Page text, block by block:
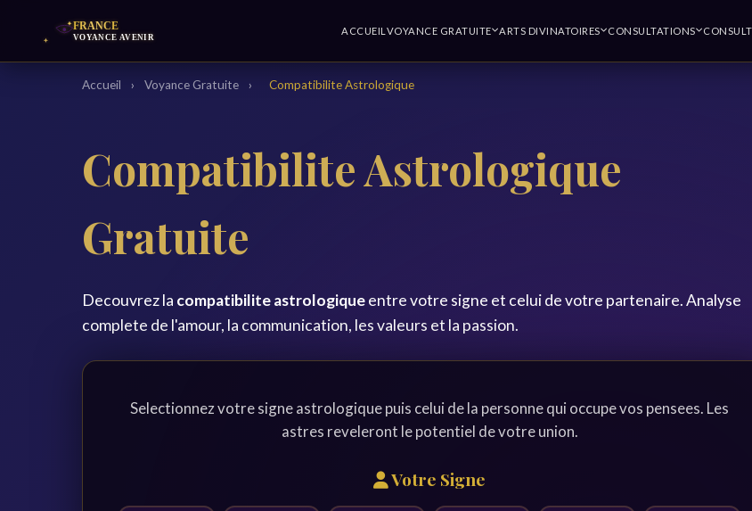
ACCUEIL VOYANCE GRATUITE ARTS DIVINATOIRES CONSULTATIONS
Accueil › Voyance Gratuite › Compatibilite Astrologique
Compatibilite Astrologique
Gratuite
Decouvrez la compatibilite astrologiqueentre votre signe et celui de votre partenaire. Analyse
complete de l'amour, la communication, les valeurs et la passion.
Selectionnez votre signe astrologique puis celui de la personne qui occupe vos pensees. Les
astres reveleront le potentiel de votre union.
Votre Signe